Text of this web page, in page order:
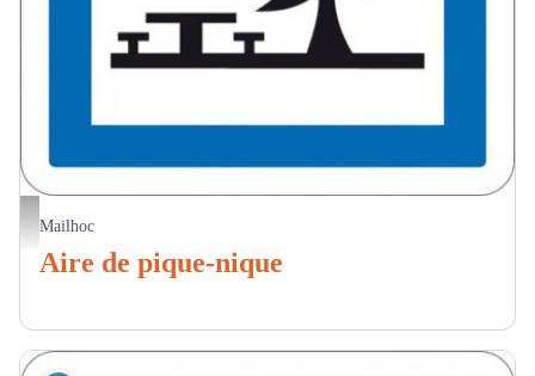
Aire de pique nique Logo
Mailhoc
Aire de pique-nique